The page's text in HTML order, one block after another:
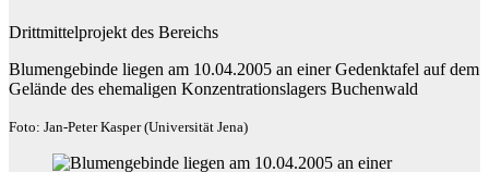
Drittmittelprojekt des Bereichs
Blumengebinde liegen am 10.04.2005 an einer Gedenktafel auf dem
Gelände des ehemaligen Konzentrationslagers Buchenwald
Foto: Jan-Peter Kasper (Universität Jena)